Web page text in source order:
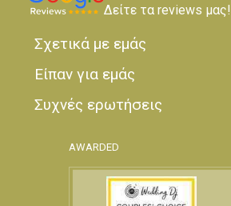
Δείτε τα reviews μας!
Σχετικά με εμάς
Είπαν για εμάς
Συχνές ερωτήσεις
AWARDED